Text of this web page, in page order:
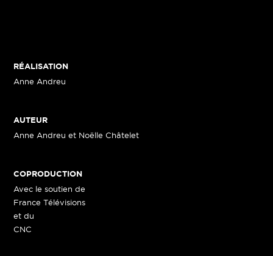
RÉALISATION
Anne Andreu
AUTEUR
Anne Andreu et Noëlle Châtelet
COPRODUCTION
Avec le soutien de
France Télévisions
et du
CNC